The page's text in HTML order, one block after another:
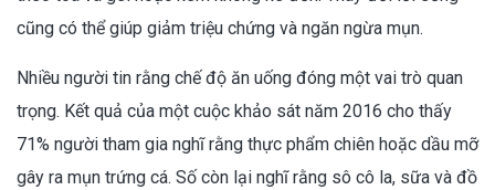
cũng có thể giúp giảm triệu chứng và ngăn ngừa mụn.
Nhiều người tin rằng chế độ ăn uống đóng một vai trò quan
trọng. Kết quả của một cuộc khảo sát năm 2016 cho thấy
71% người tham gia nghĩ rằng thực phẩm chiên hoặc dầu mỡ
gây ra mụn trứng cá. Số còn lại nghĩ rằng sô cô la, sữa và đồ